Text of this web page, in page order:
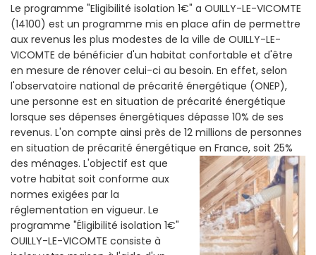
Le programme "Eligibilité isolation 1€" a OUILLY-LE-VICOMTE
(14100) est un programme mis en place afin de permettre
aux revenus les plus modestes de la ville de OUILLY-LE-
VICOMTE de bénéficier d'un habitat confortable et d'être
en mesure de rénover celui-ci au besoin. En effet, selon
l'observatoire national de précarité énergétique (ONEP),
une personne est en situation de précarité énergétique
lorsque ses dépenses énergétiques dépasse 10% de ses
revenus. L'on compte ainsi près de 12 millions de personnes
en situation de précarité énergétique en France, soit 25%
des ménages. L'objectif est que
votre habitat soit conforme aux
normes exigées par la
réglementation en vigueur. Le
programme "Éligibilité isolation 1€"
OUILLY-LE-VICOMTE consiste à